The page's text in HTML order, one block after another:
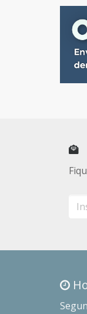
mail